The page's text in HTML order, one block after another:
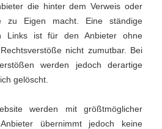
die hinter dem Verweis oder
zu Eigen macht. Eine ständige
Links ist für den Anbieter ohne
nicht zumutbar. Bei
werden jedoch derartige
gelöscht.
werden mit größtmöglicher
übernimmt jedoch keine